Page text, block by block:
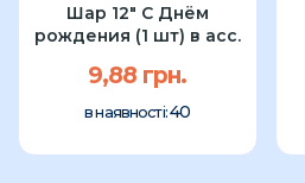
Шар 12" С Днём
рождения (1 шт) в асс.
9,88 грн.
в наявності:40